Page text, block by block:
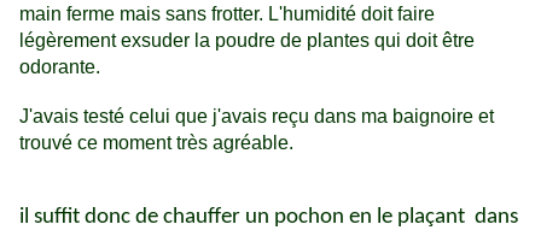
main ferme mais sans frotter. L'humidité doit faire
légèrement exsuder la poudre de plantes qui doit être
odorante.
J'avais testé celui que j'avais reçu dans ma baignoire et
trouvé ce moment très agréable.
il suffit donc de chauffer un pochon en le plaçant dans